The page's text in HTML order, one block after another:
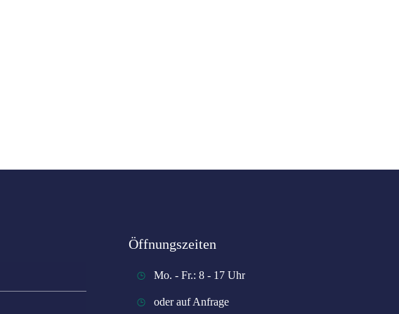
Öffnungszeiten
Mo. - Fr.: 8 - 17 Uhr
oder auf Anfrage